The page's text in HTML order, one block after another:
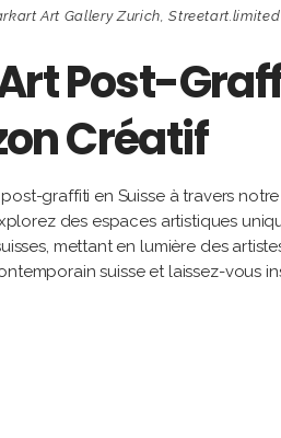
Art Gallery Zurich,
Post-
Créatif
graffiti en Suisse à travers
des espaces artistiques
mettant en lumière des
suisse et laissez-vous